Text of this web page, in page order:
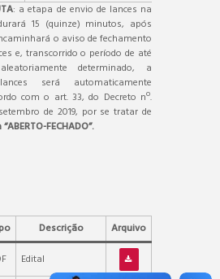
: a etapa de envio de lances na
15 (quinze) minutos, após
o aviso de fechamento
e, transcorrido o período de até
determinado, a
será automaticamente
com o art. 33, do Decreto nº.
de 2019, por se tratar de
FECHADO”.
Descrição
Arquivo
Edital